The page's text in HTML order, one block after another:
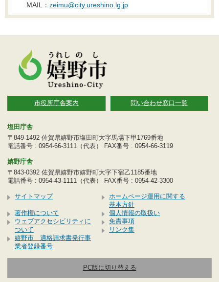
MAIL： zeimu@city.ureshino.lg.jp
市役所庁舎案内 問い合わせ窓口一覧
塩田庁舎
〒849-1492 佐賀県嬉野市塩田町大字馬場下甲1769番地
電話番号 : 0954-66-3111（代表） FAX番号 : 0954-66-3119
嬉野庁舎
〒843-0392 佐賀県嬉野市嬉野町大字下宿乙1185番地
電話番号 : 0954-43-1111（代表） FAX番号 : 0954-42-3300
サイトマップ
ホームページ運用に関する
基本方針
著作権について
個人情報の取扱い
ウェブアクセシビリティに
ついて
免責事項
リンク集
嬉野市 適格請求書発行事
業者登録番号
PC版に切り替える